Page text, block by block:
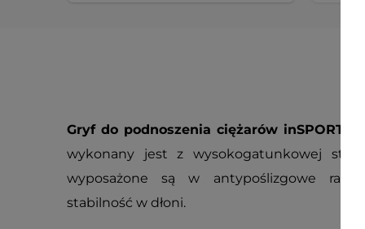
Gryf do podnoszenia ciężarów
wykonany jest z wysokogatunkowej
wyposażone są w antypoślizgowe
stabilność w dłoni.